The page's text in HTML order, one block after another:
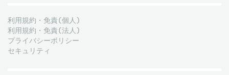
利用規約・免責(個人)
利用規約・免責(法人)
プライバシーポリシー
セキュリティ